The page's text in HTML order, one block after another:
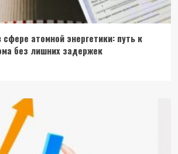
атомной энергетики: путь к
без лишних задержек